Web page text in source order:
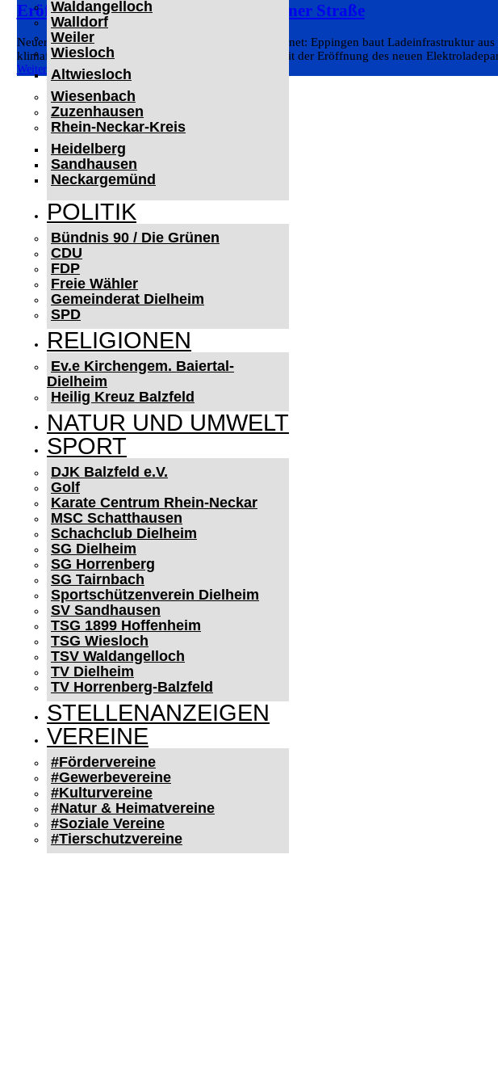
Waldangelloch
Walldorf
Weiler
Wiesloch
Altwiesloch
Wiesenbach
Zuzenhausen
Rhein-Neckar-Kreis
Heidelberg
Sandhausen
Neckargemünd
POLITIK
Bündnis 90 / Die Grünen
CDU
FDP
Freie Wähler
Gemeinderat Dielheim
SPD
RELIGIONEN
Ev.e Kirchengem. Baiertal-
Dielheim
Heilig Kreuz Balzfeld
NATUR UND UMWELT
SPORT
DJK Balzfeld e.V.
Golf
Karate Centrum Rhein-Neckar
MSC Schatthausen
Schachclub Dielheim
SG Dielheim
SG Horrenberg
SG Tairnbach
Sportschützenverein Dielheim
SV Sandhausen
TSG 1899 Hoffenheim
TSG Wiesloch
TSV Waldangelloch
TV Dielheim
TV Horrenberg-Balzfeld
STELLENANZEIGEN
VEREINE
#Fördervereine
#Gewerbevereine
#Kulturvereine
#Natur & Heimatvereine
#Soziale Vereine
#Tierschutzvereine
Eröffnung Elektroladepark Heilbronner Straße
Neuer Elektroladepark in der Heilbronner Straße eröffnet: Eppingen baut Ladeinfrastruktur
klimafreundliche und zukunftsfähige Mobilität um. Mit der Eröffnung des neuen
Weiterlesen